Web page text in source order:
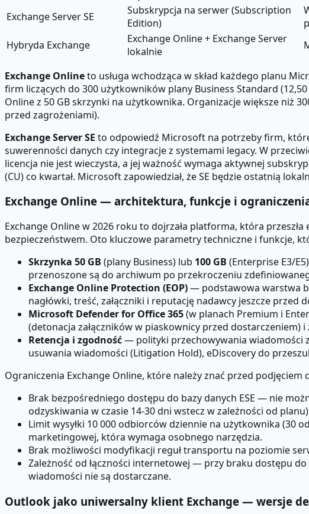
Exchange Server SE
Subskrypcja na serwer (Subscription
Edition)
Hybryda Exchange
Exchange Online + Exchange Server
lokalnie
Exchange Onlineto usługa wchodząca w skład każdego planu
firm liczących do 300 użytkowników plany Business Standard
Online z 50 GB skrzynki na użytkownika. Organizacje większe niż
przed zagrożeniami).
Exchange Server SE to odpowiedź Microsoft na potrzeby firm,
suwerenności danych czy integracje z systemami legacy. W
licencja nie jest wieczysta, a jej ważność wymaga aktywnej
(CU) co kwartał. Microsoft zapowiedział, że SE będzie ostatnią
Exchange Online — architektura, funkcje i
Exchange Online w 2026 roku to dojrzała platforma, która
bezpieczeństwem. Oto kluczowe parametry techniczne i funkcje,
Skrzynka 50 GB (plany Business) lub 100 GB (Enterprise E3/
przenoszone są do archiwum po przekroczeniu
Exchange Online Protection (EOP)— podstawowa warstwa
nagłówki, treść, załączniki i reputację nadawcy jeszcze
Microsoft Defender for Office 365(w planach Premium i
(detonacja załączników w piaskownicy przed dostarczeniem)
Retencja i zgodność— polityki przechowywania wiadomości
usuwania wiadomości (Litigation Hold), eDiscovery do
Ograniczenia Exchange Online, które należy znać przed podjęciem
Brak bezpośredniego dostępu do bazy danych ESE — nie
odzyskiwania w czasie 14-30 dni wstecz w zależności od
Limit wysyłki 10 000 odbiorców dziennie na użytkownika
marketingowej, która wymaga osobnego narzędzia.
Brak możliwości modyfikacji reguł transportu na poziomie
Zależność od łączności internetowej — przy braku dostępu
wiadomości nie są dostarczane.
Outlook jako uniwersalny klient Exchange — wersje